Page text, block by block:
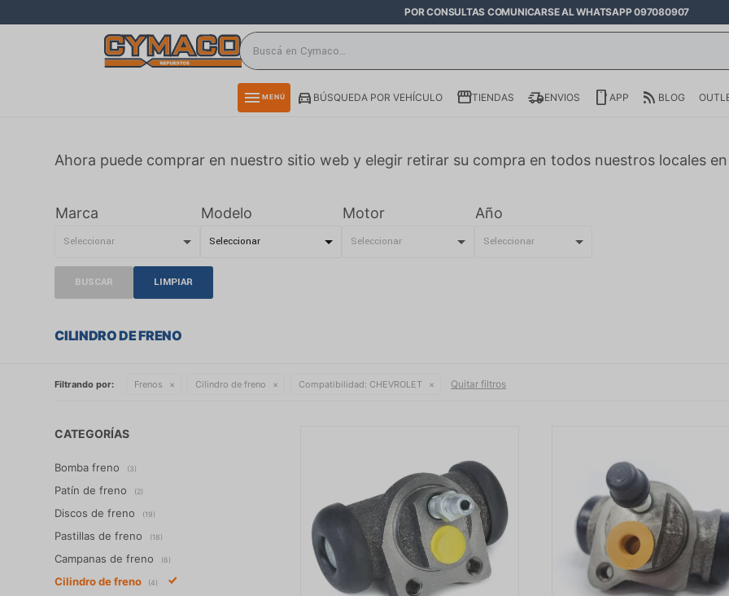
POR CONSULTAS COMUNICARSE AL WHATSAPP 097080907
menu MENÚ BÚSQUEDA POR VEHÍCULO TIENDAS ENVIOS APP BLOG
Ahora puede comprar en nuestro sitio web y elegir retirar su compra en todos nuestros locales
Marca Modelo Motor Año
BUSCAR LIMPIAR
CILINDRO DE FRENO
Filtrando por: Frenos Cilindro de freno Compatibilidad: CHEVROLET Quitar filtros
CATEGORÍAS
Bomba freno (3)
Patín de freno (2)
Discos de freno (19)
Pastillas de freno (18)
Campanas de freno (6)
Cilindro de freno (4)
close
directions_car
smartphone